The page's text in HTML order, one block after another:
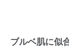
ブルベ肌に似